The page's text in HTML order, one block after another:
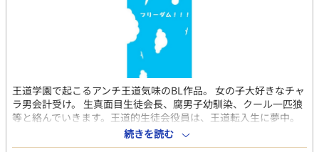
王道学園で起こるアンチ王道気味のBL作品。 女の子大好きなチャ
ラ男会計受け。 生真面目生徒会長、腐男子幼馴染、クール一匹狼
等と絡んでいきます。王道的生徒会役員は、王道転入生に夢中。
他サイトからの転載です。 ※５章からは偶数日の日付が変わる頃
に更新します！ ※前アカウントで投稿していた同名作品の焼き直
続きを読む